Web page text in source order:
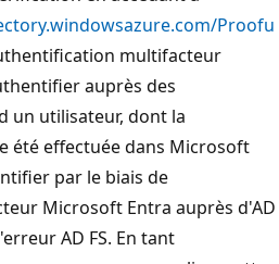
Proofu
multifacteur
auprès des
un utilisateur, dont la
été effectuée dans Microsoft
par le biais de
Microsoft Entra auprès d'AD
AD FS. En tant